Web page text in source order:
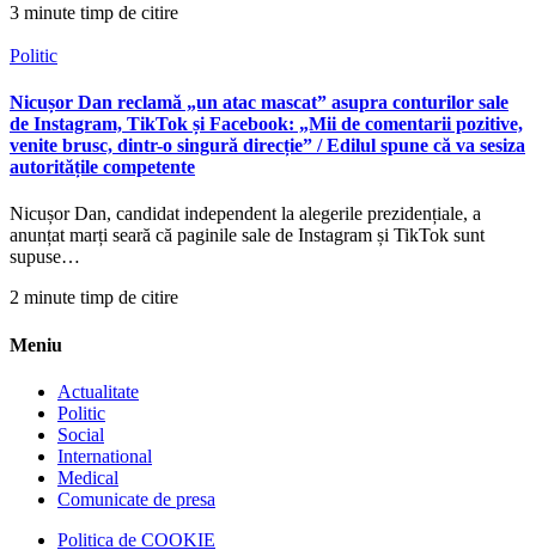
3 minute timp de citire
Politic
Nicușor Dan reclamă „un atac mascat” asupra conturilor sale
de Instagram, TikTok și Facebook: „Mii de comentarii pozitive,
venite brusc, dintr-o singură direcție” / Edilul spune că va sesiza
autoritățile competente
Nicușor Dan, candidat independent la alegerile prezidențiale, a
anunțat marți seară că paginile sale de Instagram și TikTok sunt
supuse…
2 minute timp de citire
Meniu
Actualitate
Politic
Social
International
Medical
Comunicate de presa
Politica de COOKIE